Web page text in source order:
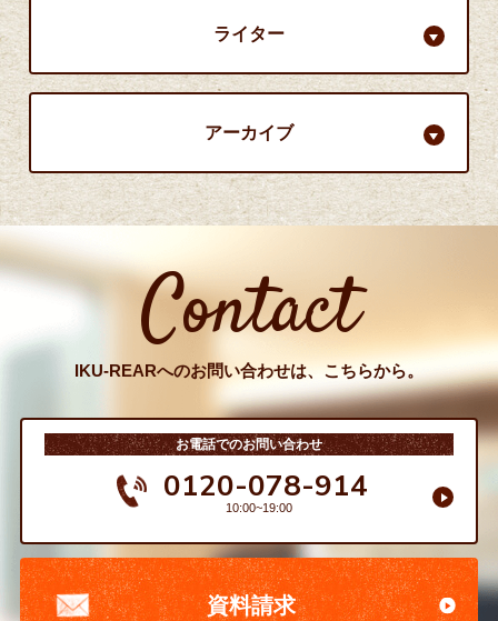
ライター
アーカイブ
Contact
IKU-REARへのお問い合わせは、こちらから。
お電話でのお問い合わせ
0120-078-914
10:00~19:00
資料請求